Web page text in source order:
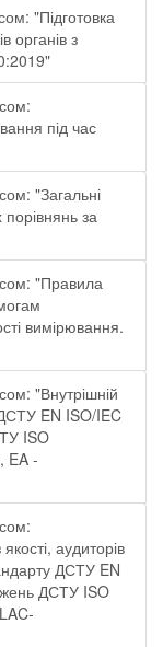
"Підготовка
органів з
під час
"Загальні
за
"Правила
вимірювання.
"Внутрішній
EN ISO/IEC
ISO
EA -
аудиторів
ДСТУ EN
ДСТУ ISO